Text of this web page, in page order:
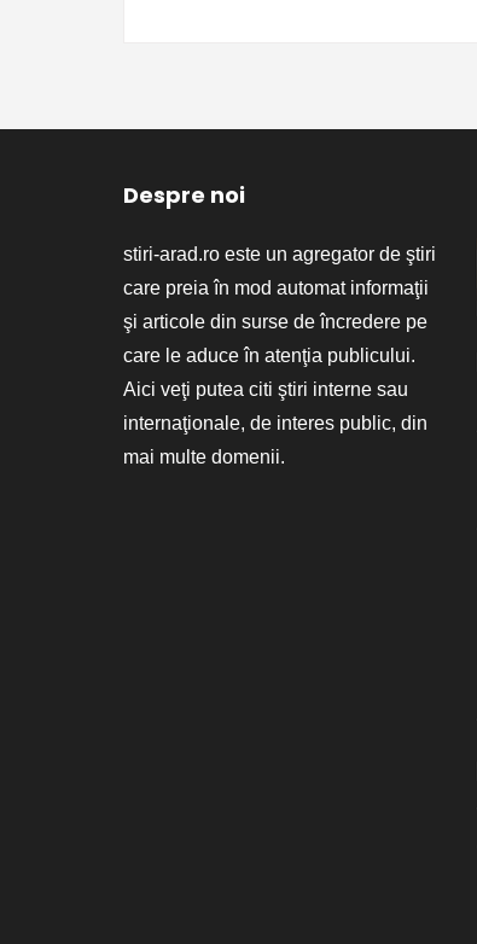
Despre noi
stiri-arad.ro este un agregator de ştiri
care preia în mod automat informaţii
şi articole din surse de încredere pe
care le aduce în atenţia publicului.
Aici veţi putea citi ştiri interne sau
internaţionale, de interes public, din
mai multe domenii.